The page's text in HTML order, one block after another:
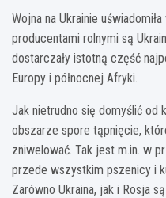
Wojna na Ukrainie
producentami rolnymi są
dostarczały istotną część
Europy i północnej Afryki.
Jak nietrudno się domyślić od
obszarze spore tąpnięcie,
zniwelować. Tak jest m.in. w
przede wszystkim pszenicy i
Zarówno Ukraina, jak i Rosja